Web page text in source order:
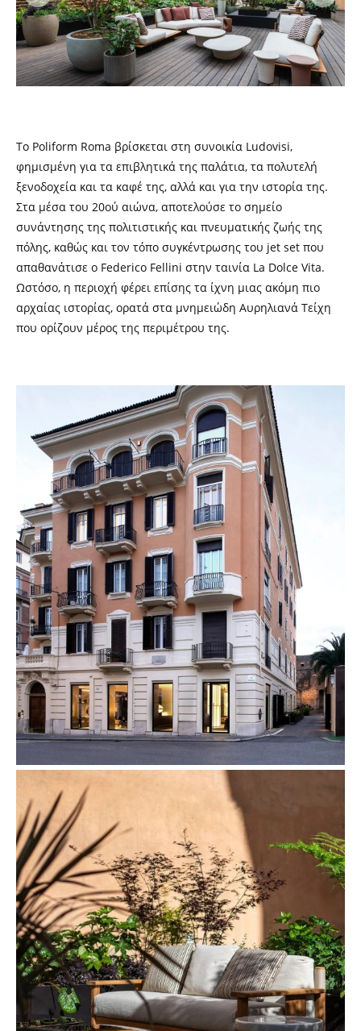
Το Poliform Roma βρίσκεται στη συνοικία Ludovisi,
φημισμένη για τα επιβλητικά της παλάτια, τα πολυτελή
ξενοδοχεία και τα καφέ της, αλλά και για την ιστορία της.
Στα μέσα του 20ού αιώνα, αποτελούσε το σημείο
συνάντησης της πολιτιστικής και πνευματικής ζωής της
πόλης, καθώς και τον τόπο συγκέντρωσης του jet set που
απαθανάτισε ο Federico Fellini στην ταινία La Dolce Vita.
Ωστόσο, η περιοχή φέρει επίσης τα ίχνη μιας ακόμη πιο
αρχαίας ιστορίας, ορατά στα μνημειώδη Αυρηλιανά Τείχη
που ορίζουν μέρος της περιμέτρου της.